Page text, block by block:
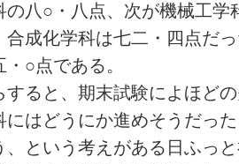
の八○・八点、次が機械工学
合成化学科は七二・四点だ
○点である。
ると、期末試験によほど
にはどうにか進めそうだっ
、という考えがある日ふっ